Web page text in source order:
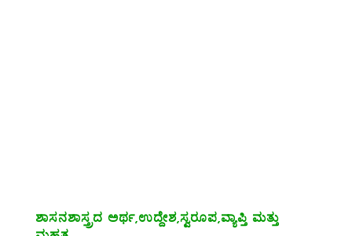
ಶಾಸನಶಾಸ್ತ್ರದ ಅರ್ಥ,ಉದ್ದೇಶ,ಸ್ವರೂಪ,ವ್ಯಾಪ್ತಿ ಮತ್ತು